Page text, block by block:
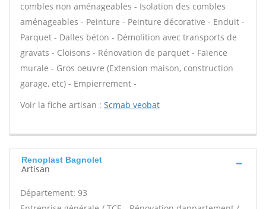
combles non aménageables - Isolation des combles
aménageables - Peinture - Peinture décorative - Enduit -
Parquet - Dalles béton - Démolition avec transports de
gravats - Cloisons - Rénovation de parquet - Faïence
murale - Gros oeuvre (Extension maison, construction
garage, etc) - Empierrement -
Voir la fiche artisan : Scmab veobat
Renoplast Bagnolet
Artisan
Département: 93